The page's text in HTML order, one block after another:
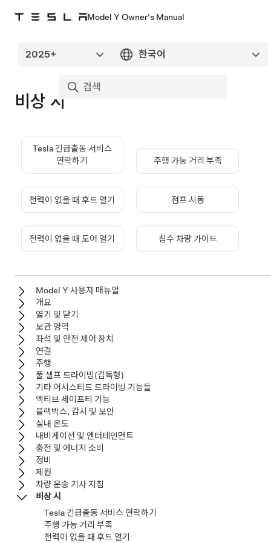
Model Y Owner's Manual
비상 시
Tesla 긴급출동 서비스
연락하기
주행 가능 거리 부족
전력이 없을 때 후드 열기 점프 시동
전력이 없을 때 도어 열기 침수 차량 가이드
Model Y 사용자 매뉴얼
개요
열기 및 닫기
보관 영역
좌석 및 안전 제어 장치
연결
주행
풀 셀프 드라이빙(감독형)
기타 어시스티드 드라이빙 기능들
액티브 세이프티 기능
블랙박스, 감시 및 보안
실내 온도
내비게이션 및 엔터테인먼트
충전 및 에너지 소비
정비
제원
차량 운송 기사 지침
비상 시
Tesla 긴급출동 서비스 연락하기
주행 가능 거리 부족
전력이 없을 때 후드 열기